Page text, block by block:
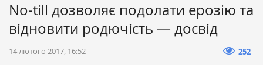
No-till дозволяє подолати ерозію та
відновити родючість — досвід
14 лютого 2017, 16:52 252